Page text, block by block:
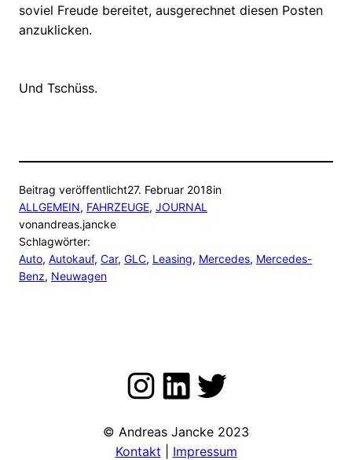
soviel Freude bereitet, ausgerechnet diesen Posten
anzuklicken.
Und Tschüss.
Beitrag veröffentlicht27. Februar 2018in
ALLGEMEIN, FAHRZEUGE, JOURNAL
vonandreas.jancke
Schlagwörter:
Auto, Autokauf, Car, GLC, Leasing, Mercedes, Mercedes-
Benz, Neuwagen
Zu meinem Instagram KanalLinkedIn
Twitter
© Andreas Jancke 2023
Kontakt
Impressum